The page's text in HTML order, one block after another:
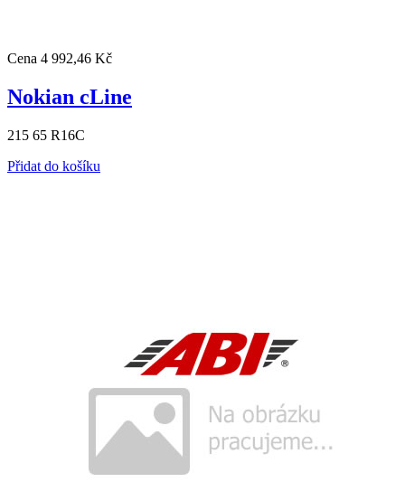
Cena 4 992,46 Kč
Nokian cLine
215 65 R16C
Přidat do košíku